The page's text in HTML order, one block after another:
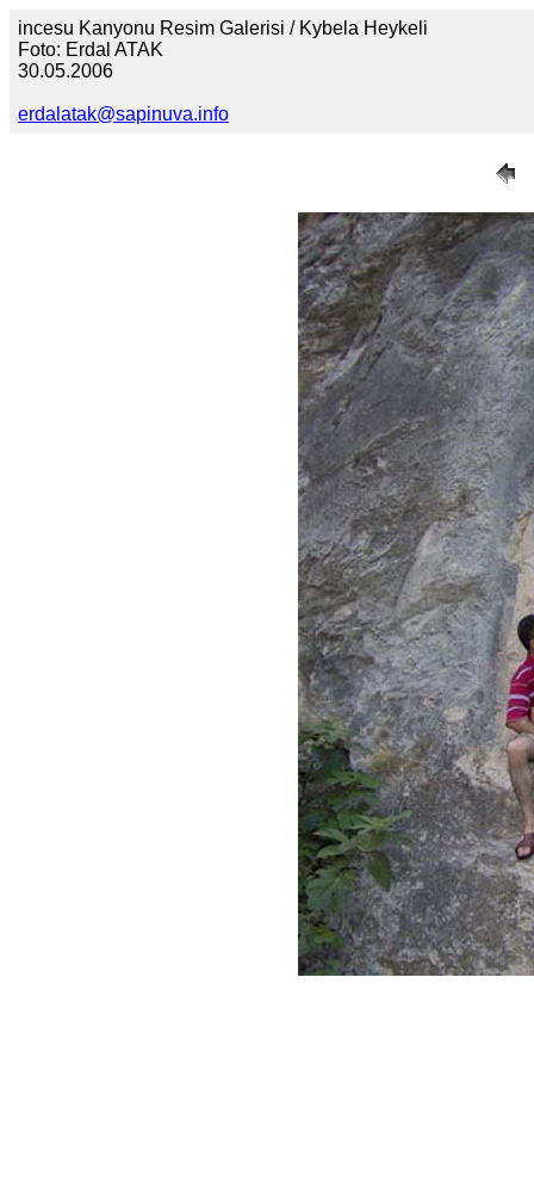
incesu Kanyonu Resim Galerisi / Kybela Heykeli
Foto: Erdal ATAK
30.05.2006
erdalatak@sapinuva.info